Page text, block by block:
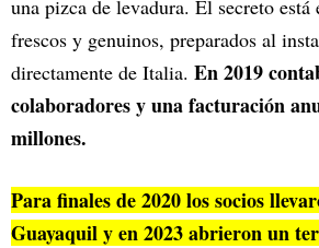
una pizca de levadura. El secreto
frescos y genuinos, preparados al
directamente de Italia. En 2019
colaboradores y una facturación
millones.
Para finales de 2020 los socios
Guayaquil y en 2023 abrieron un